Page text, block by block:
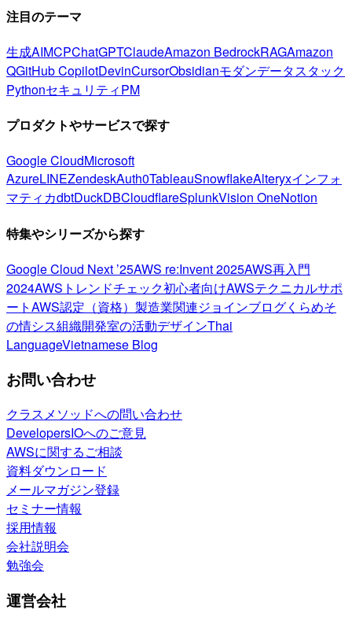
注目のテーマ
生成AIMCPChatGPTClaudeAmazon BedrockRAGAmazon
QGitHub CopilotDevinCursorObsidianモダンデータスタック
PythonセキュリティPM
プロダクトやサービスで探す
Google CloudMicrosoft
AzureLINEZendeskAuth0TableauSnowflakeAlteryxインフォ
マティカdbtDuckDBCloudflareSplunkVision OneNotion
特集やシリーズから探す
Google Cloud Next ’25AWS re:Invent 2025AWS再入門
2024AWSトレンドチェック初心者向けAWSテクニカルサポ
ートAWS認定（資格） 製造業関連ジョインブログくらめそ
の情シス組織開発室の活動デザインThai
LanguageVietnamese Blog
お問い合わせ
クラスメソッドへの問い合わせ
DevelopersIOへのご意見
AWSに関するご相談
資料ダウンロード
メールマガジン登録
セミナー情報
採用情報
会社説明会
勉強会
運営会社